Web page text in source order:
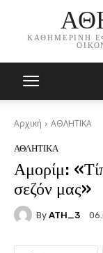
ΚΑΘΗΜΕΡΙΝΗ
Αρχική ΑΘΛΗΤΙΚΑ
ΑΘΛΗΤΙΚΑ
Αμορίμ:
σεζόν μας»
By ATH_3